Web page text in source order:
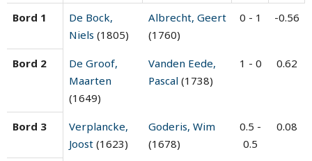
Bord 1
De Bock,
Niels (1805)
Albrecht, Geert
(1760)
0 - 1 -0.56
Bord 2
De Groof,
Maarten
(1649)
Vanden Eede,
Pascal (1738)
1 - 0 0.62
Bord 3
Verplancke,
Joost (1623)
Goderis, Wim
(1678)
0.5 -
0.5
0.08